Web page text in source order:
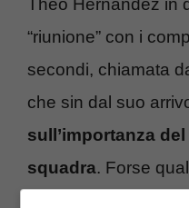
Theo Hernandez in
“riunione” con i
secondi, chiamata
che sin dal suo
sull’importanza
squadra. Forse